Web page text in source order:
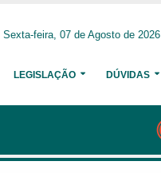
Sexta-feira, 07 de Agosto de 2026
LEGISLAÇÃO DÚVIDAS